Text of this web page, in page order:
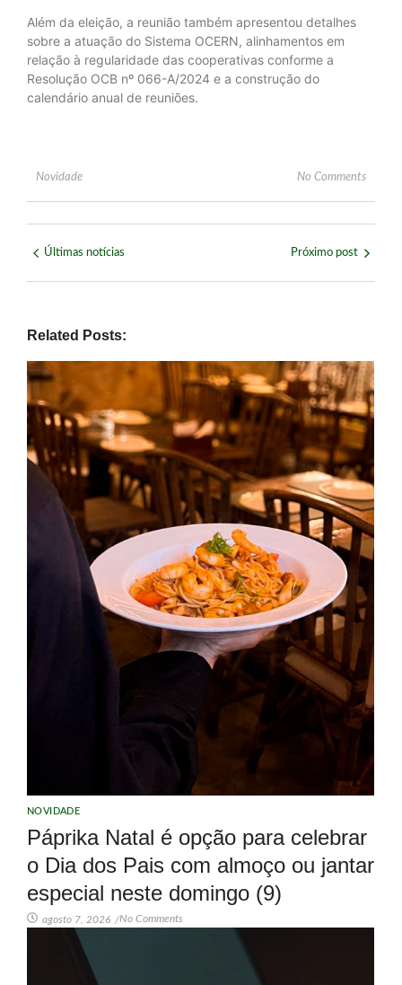
Além da eleição, a reunião também apresentou detalhes
sobre a atuação do Sistema OCERN, alinhamentos em
relação à regularidade das cooperativas conforme a
Resolução OCB nº 066-A/2024 e a construção do
calendário anual de reuniões.
Novidade No Comments
Últimas notícias Próximo post
Related Posts:
NOVIDADE
Páprika Natal é opção para celebrar
o Dia dos Pais com almoço ou jantar
especial neste domingo (9)
agosto 7, 2026 /No Comments